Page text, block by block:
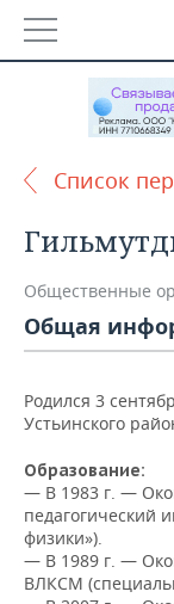
РЕГИОНЫ
ТАТАРСТАН
УДМУРТИЯ
НОВОСТИ
АНАЛИТИКА
НОВОСТИ
ДЕКЛАРАЦИИ
КОРОЛИ
ВУЗЫ
КОМУ
ТОРГОВЫЕ
ТАТАРСТАНА
ЭКОНОМИКА
НОВОСТИ
ФИНАНСЫ
БАНКИ
БЮДЖЕТ
ИНВЕСТИЦИИ
НОВОСТИ
АГРОПРОМ
НЕФТЕХИМИЯ
НЕФТЬ
НОВОСТИ
АВТО
НОВОСТИ АВТО
БИЗНЕС
НОВОСТИ
РОЗНИЧНАЯ
ТЕХНОЛОГИИ
НОВОСТИ
МЕРОПРИЯТИЯ
Список
Общественные
Общая
Родился 3
Устьинского
Образование:
— В 1983 г. —
педагогический
физики»).
— В 1989 г. —
ВЛКСМ